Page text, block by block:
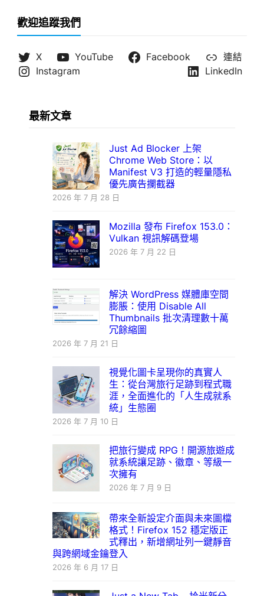
歡迎追蹤我們
X YouTube Facebook
連結
Instagram
LinkedIn
最新文章
Just Ad Blocker 上架
Chrome Web Store：以
Manifest V3 打造的輕量隱私
優先廣告攔截器
2026 年 7 月 28 日
Mozilla 發布 Firefox 153.0：
Vulkan 視訊解碼登場
2026 年 7 月 22 日
解決 WordPress 媒體庫空間
膨脹：使用 Disable All
Thumbnails 批次清理數十萬
冗餘縮圖
2026 年 7 月 21 日
視覺化圖卡呈現你的真實人
生：從台灣旅行足跡到程式職
涯，全面進化的「人生成就系
統」生態圈
2026 年 7 月 10 日
把旅行變成 RPG！開源旅遊成
就系統讓足跡、徽章、等級一
次擁有
2026 年 7 月 9 日
帶來全新設定介面與未來圖檔
格式！Firefox 152 穩定版正
式釋出，新增網址列一鍵靜音
與跨網域金鑰登入
2026 年 6 月 17 日